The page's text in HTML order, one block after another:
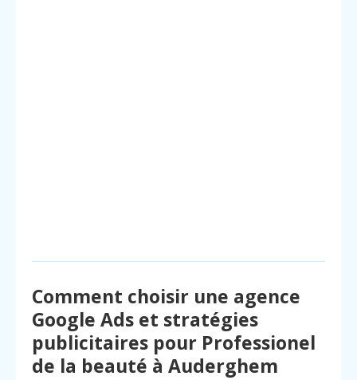
Comment choisir une agence
Google Ads et stratégies
publicitaires pour Professionel
de la beauté à Auderghem